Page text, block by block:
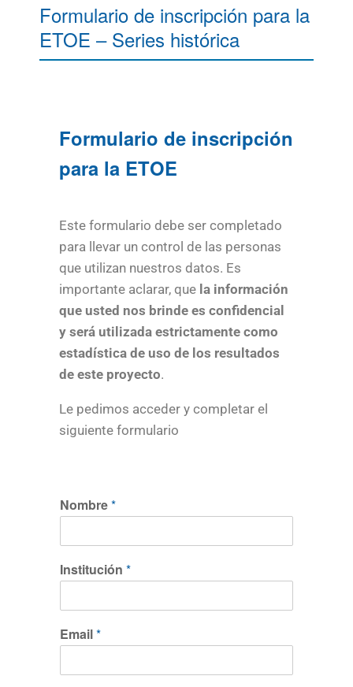
Formulario de inscripción para la
ETOE – Series histórica
Formulario de inscripción
para la ETOE
Este formulario debe ser completado
para llevar un control de las personas
que utilizan nuestros datos. Es
importante aclarar, que la información
que usted nos brinde es confidencial
y será utilizada estrictamente como
estadística de uso de los resultados
de este proyecto.
Le pedimos acceder y completar el
siguiente formulario
Nombre*
Institución *
Email*